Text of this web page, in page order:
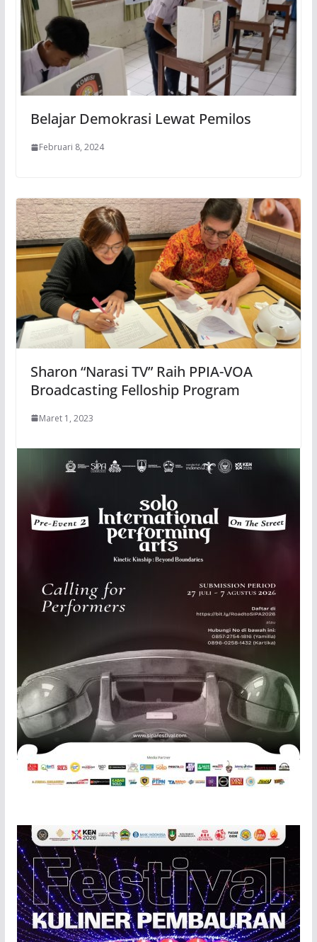
Belajar Demokrasi Lewat Pemilos
Februari 8, 2024
Sharon “Narasi TV” Raih PPIA-VOA
Broadcasting Felloship Program
Maret 1, 2023